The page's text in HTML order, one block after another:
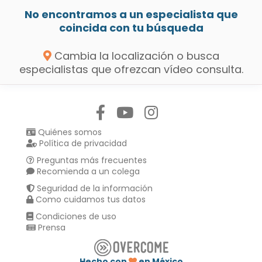
No encontramos a un especialista que
coincida con tu búsqueda
Cambia la localización o busca
especialistas que ofrezcan vídeo consulta.
Quiénes somos
Política de privacidad
Preguntas más frecuentes
Recomienda a un colega
Seguridad de la información
Como cuidamos tus datos
Condiciones de uso
Prensa